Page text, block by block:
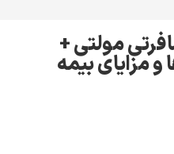
مولتی +
بیمه